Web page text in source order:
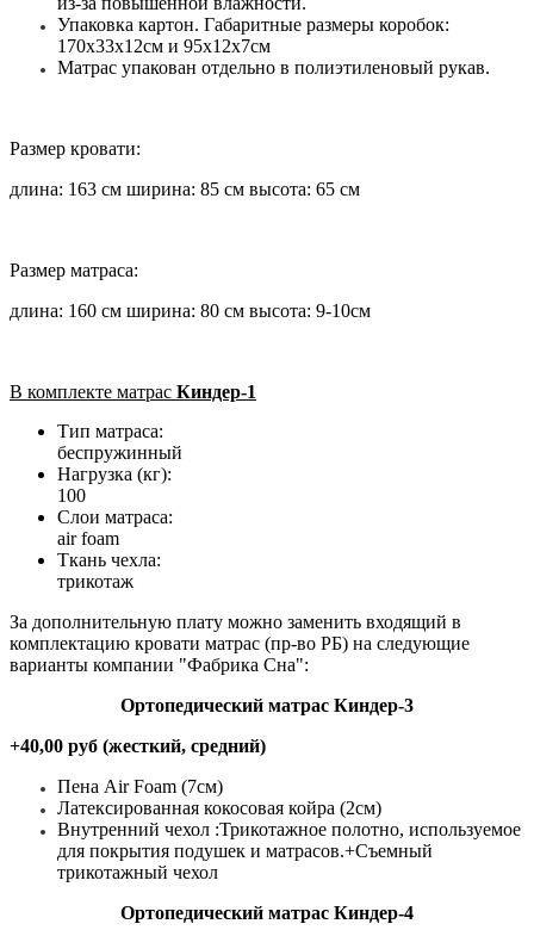
Упаковка картон. Габаритные размеры коробок:
170х33х12см и 95х12х7см
Матрас упакован отдельно в полиэтиленовый рукав.
Размер кровати:
длина: 163 см ширина: 85 см высота: 65 см
Размер матраса:
длина: 160 см ширина: 80 см высота: 9-10см
В комплекте матрас Киндер-1
Тип матраса:
беспружинный
Нагрузка (кг):
100
Слои матраса:
air foam
Ткань чехла:
трикотаж
За дополнительную плату можно заменить входящий в
комплектацию кровати матрас (пр-во РБ) на следующие
варианты компании "Фабрика Сна":
Ортопедический матрас Киндер-3
+40,00 руб (жесткий, средний)
Пена Air Foam (7см)
Латексированная кокосовая койра (2см)
Внутренний чехол :Трикотажное полотно, используемое
для покрытия подушек и матрасов.+Съемный
трикотажный чехол
Ортопедический матрас Киндер-4